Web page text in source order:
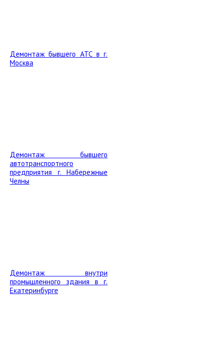
Демонтаж бывшего АТС в г.
Москва
Демонтаж бывшего
автотранспортного
предприятия г. Набережные
Челны
Демонтаж внутри
промышленного здания в г.
Екатеринбурге